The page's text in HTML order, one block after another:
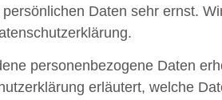
Daten sehr ernst.
personenbezogene Daten
erläutert, welche